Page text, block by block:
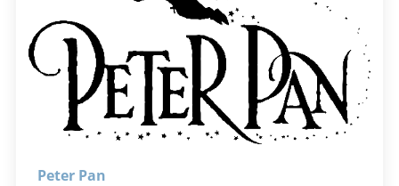
Peter Pan